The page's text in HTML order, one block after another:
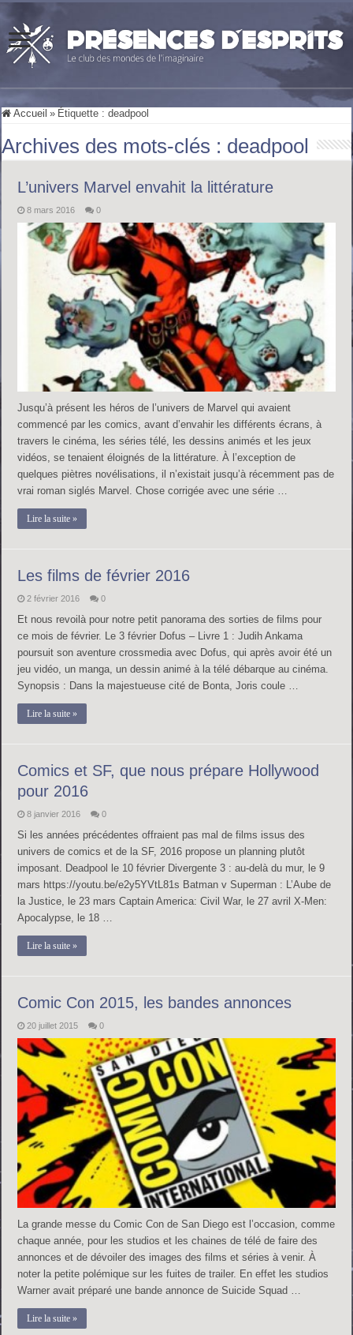
Accueil » Étiquette :deadpool
Archives des mots-clés : deadpool
L’univers Marvel envahit la littérature
8 mars 2016 0
Jusqu’à présent les héros de l’univers de Marvel qui avaient
commencé par les comics, avant d’envahir les différents écrans, à
travers le cinéma, les séries télé, les dessins animés et les jeux
vidéos, se tenaient éloignés de la littérature. À l’exception de
quelques piètres novélisations, il n’existait jusqu’à récemment pas de
vrai roman siglés Marvel. Chose corrigée avec une série …
Lire la suite »
Les films de février 2016
2 février 2016 0
Et nous revoilà pour notre petit panorama des sorties de films pour
ce mois de février. Le 3 février Dofus – Livre 1 : Judih Ankama
poursuit son aventure crossmedia avec Dofus, qui après avoir été un
jeu vidéo, un manga, un dessin animé à la télé débarque au cinéma.
Synopsis : Dans la majestueuse cité de Bonta, Joris coule …
Lire la suite »
Comics et SF, que nous prépare Hollywood
pour 2016
8 janvier 2016 0
Si les années précédentes offraient pas mal de films issus des
univers de comics et de la SF, 2016 propose un planning plutôt
imposant. Deadpool le 10 février Divergente 3 : au-delà du mur, le 9
mars https://youtu.be/e2y5YVtL81s Batman v Superman : L’Aube de
la Justice, le 23 mars Captain America: Civil War, le 27 avril X-Men:
Apocalypse, le 18 …
Lire la suite »
Comic Con 2015, les bandes annonces
20 juillet 2015 0
La grande messe du Comic Con de San Diego est l’occasion, comme
chaque année, pour les studios et les chaines de télé de faire des
annonces et de dévoiler des images des films et séries à venir. À
noter la petite polémique sur les fuites de trailer. En effet les studios
Warner avait préparé une bande annonce de Suicide Squad …
Lire la suite »